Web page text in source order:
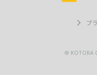
プ
© KOTORA